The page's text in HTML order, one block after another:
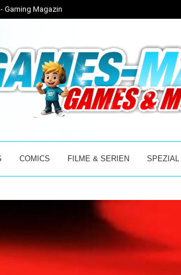
Gaming MagazinDIABLO 4: PTR 3.2.0 STARTET AM
COMICS FILME & SERIEN SPEZIAL